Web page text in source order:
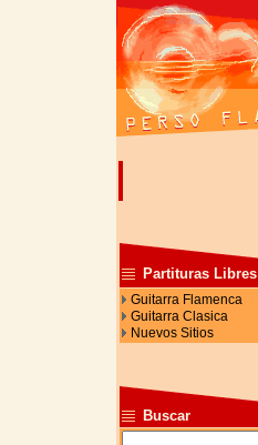
Partituras Libres
Guitarra Flamenca
Guitarra Clasica
Nuevos Sitios
Buscar